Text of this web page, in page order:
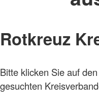
Rotkreuz
Bitte klicken Sie auf
gesuchten